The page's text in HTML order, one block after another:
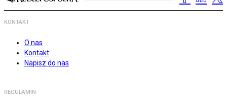
KONTAKT
O nas
Kontakt
Napisz do nas
REGULAMIN